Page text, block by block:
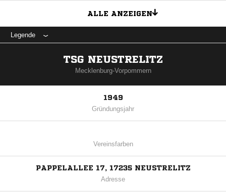
ALLE ANZEIGEN
Legende
TSG NEUSTRELITZ
Mecklenburg-Vorpommern
1949
Gründungsjahr
Vereinsfarben
PAPPELALLEE 17, 17235 NEUSTRELITZ
Adresse